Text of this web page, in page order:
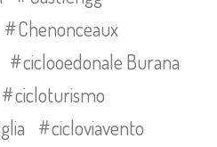
Chenonceaux
ciclooedonale Burana
cicloturismo
cicloviavento